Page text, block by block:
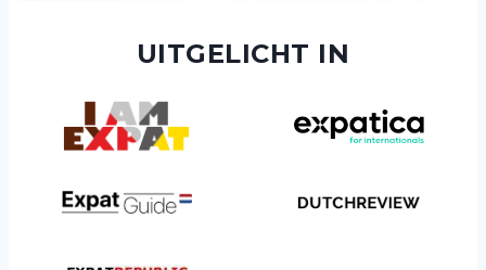
UITGELICHT IN